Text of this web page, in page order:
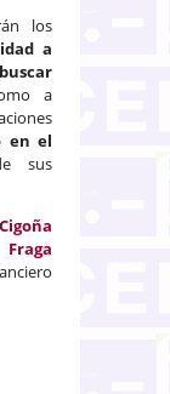
los
a
a
en el
sus
Fraga